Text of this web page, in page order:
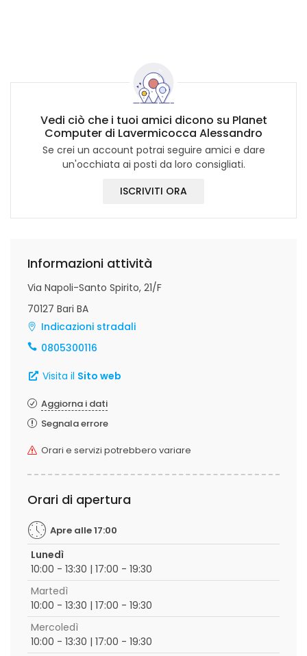
Vedi ciò che i tuoi amici dicono su Planet
Computer di Lavermicocca Alessandro
Se crei un account potrai seguire amici e dare
un'occhiata ai posti da loro consigliati.
ISCRIVITI ORA
Informazioni attività
Via Napoli-Santo Spirito, 21/F
70127 Bari BA
Indicazioni stradali
0805300116
Visita il Sito web
Aggiorna i dati
Segnala errore
Orari e servizi potrebbero variare
Orari di apertura
Apre alle 17:00
Lunedì
10:00 - 13:30 | 17:00 - 19:30
Martedì
10:00 - 13:30 | 17:00 - 19:30
Mercoledì
10:00 - 13:30 | 17:00 - 19:30